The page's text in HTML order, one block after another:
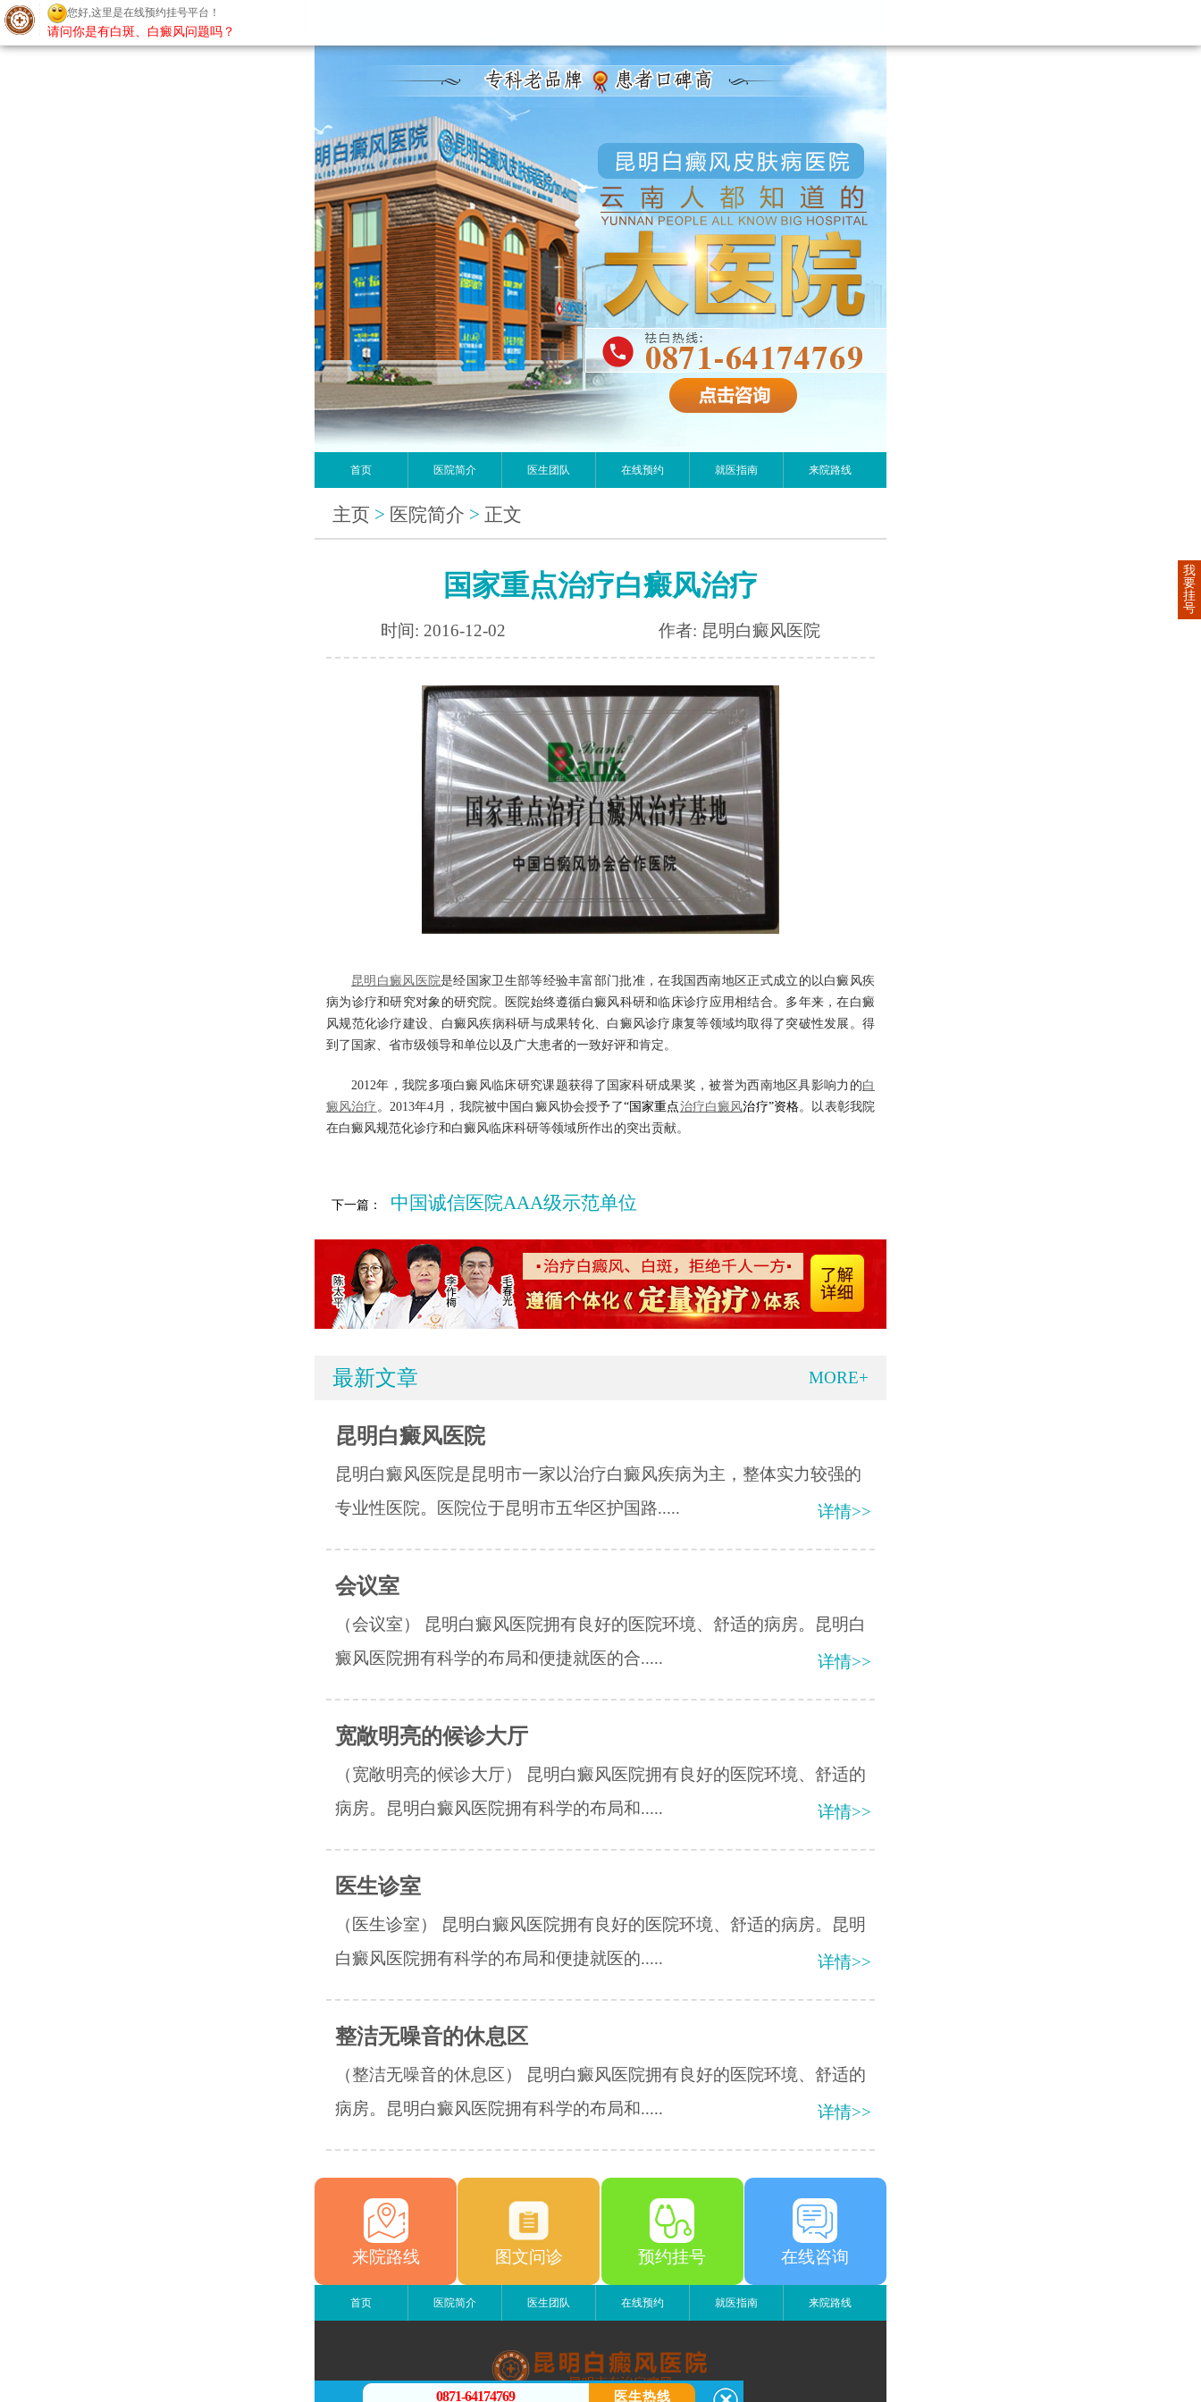
首页 医院简介 医生团队 在线预约 就医指南 来院路线
主页 > 医院简介 > 正文
国家重点治疗白癜风治疗
时间: 2016-12-02 作者: 昆明白癜风医院
昆明白癜风医院是经国家卫生部等经验丰富部门批准，在我国西南地区正式成立的以白癜风疾
病为诊疗和研究对象的研究院。医院始终遵循白癜风科研和临床诊疗应用相结合。多年来，在白癜
风规范化诊疗建设、白癜风疾病科研与成果转化、白癜风诊疗康复等领域均取得了突破性发展。得
到了国家、省市级领导和单位以及广大患者的一致好评和肯定。
2012年，我院多项白癜风临床研究课题获得了国家科研成果奖，被誉为西南地区具影响力的白
癜风治疗 。2013年4月，我院被中国白癜风协会授予了“国家重点治疗白癜风治疗”资格。以表彰我院
在白癜风规范化诊疗和白癜风临床科研等领域所作出的突出贡献。
下一篇： 中国诚信医院AAA级示范单位
最新文章 MORE+
昆明白癜风医院
昆明白癜风医院是昆明市一家以治疗白癜风疾病为主，整体实力较强的
专业性医院。医院位于昆明市五华区护国路.....
详情>>
会议室
（会议室） 昆明白癜风医院拥有良好的医院环境、舒适的病房。昆明白
癜风医院拥有科学的布局和便捷就医的合.....
详情>>
宽敞明亮的候诊大厅
（宽敞明亮的候诊大厅） 昆明白癜风医院拥有良好的医院环境、舒适的
病房。昆明白癜风医院拥有科学的布局和.....
详情>>
医生诊室
（医生诊室） 昆明白癜风医院拥有良好的医院环境、舒适的病房。昆明
白癜风医院拥有科学的布局和便捷就医的.....
详情>>
整洁无噪音的休息区
（整洁无噪音的休息区） 昆明白癜风医院拥有良好的医院环境、舒适的
病房。昆明白癜风医院拥有科学的布局和.....
详情>>
来院路线 图文问诊 预约挂号 在线咨询
首页 医院简介 医生团队 在线预约 就医指南 来院路线
0871-64174769 医生热线
我
要
挂
号
您好,这里是在线预约挂号平台！
请问你是有白斑、白癜风问题吗？